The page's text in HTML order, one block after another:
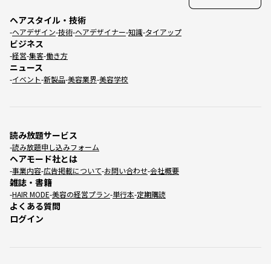
ヘアスタイル・技術
ヘアデザイン 技術 ヘアデザイナー 知識 タイアップ
ビジネス
経営 集客 働き方
ニュース
イベント 新製品 美容業界 美容学校
読み放題サービス
読み放題申し込みフォーム
ヘアモード社とは
事業内容 広告掲載について お問い合わせ 会社概要
雑誌・書籍
HAIR MODE 美容の経営プラン 単行本 定期購読
よくある質問
ログイン